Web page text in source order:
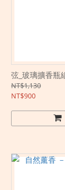
弦_玻璃擴香瓶
NT$1,130
NT$900